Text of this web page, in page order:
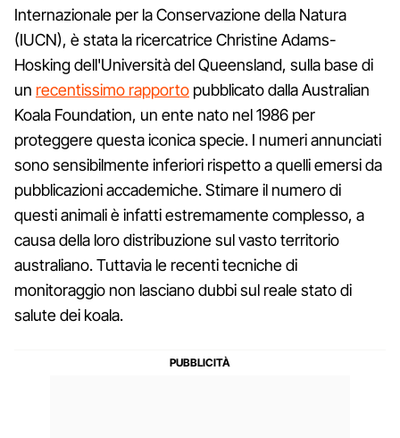
Internazionale per la Conservazione della Natura
(IUCN), è stata la ricercatrice Christine Adams-
Hosking dell'Università del Queensland, sulla base di
un recentissimo rapporto pubblicato dalla Australian
Koala Foundation, un ente nato nel 1986 per
proteggere questa iconica specie. I numeri annunciati
sono sensibilmente inferiori rispetto a quelli emersi da
pubblicazioni accademiche. Stimare il numero di
questi animali è infatti estremamente complesso, a
causa della loro distribuzione sul vasto territorio
australiano. Tuttavia le recenti tecniche di
monitoraggio non lasciano dubbi sul reale stato di
salute dei koala.